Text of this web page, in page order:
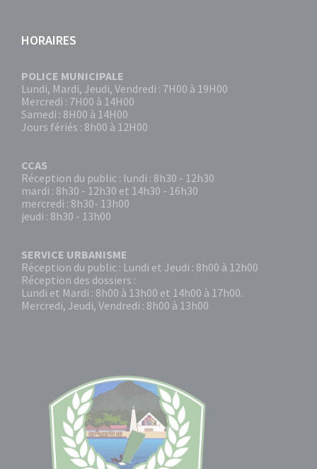
HORAIRES
POLICE MUNICIPALE
Lundi, Mardi, Jeudi, Vendredi : 7H00 à 19H00
Mercredi : 7H00 à 14H00
Samedi : 8H00 à 14H00
Jours fériés : 8h00 à 12H00
CCAS
Réception du public : lundi : 8h30 - 12h30
mardi : 8h30 - 12h30 et 14h30 - 16h30
mercredi : 8h30- 13h00
jeudi : 8h30 - 13h00
SERVICE URBANISME
Réception du public : Lundi et Jeudi : 8h00 à 12h00
Réception des dossiers :
Lundi et Mardi : 8h00 à 13h00 et 14h00 à 17h00.
Mercredi, Jeudi, Vendredi : 8h00 à 13h00